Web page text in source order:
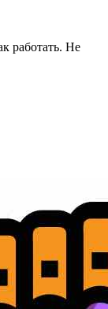
работать. Не